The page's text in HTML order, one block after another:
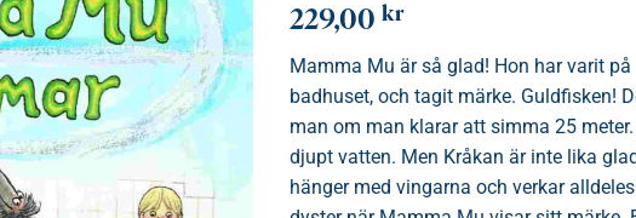
229,00 kr
Mamma Mu är så glad! Hon har varit på
badhuset, och tagit märke. Guldfisken!
man om man klarar att simma 25 meter.
djupt vatten. Men Kråkan är inte lika
hänger med vingarna och verkar alldeles